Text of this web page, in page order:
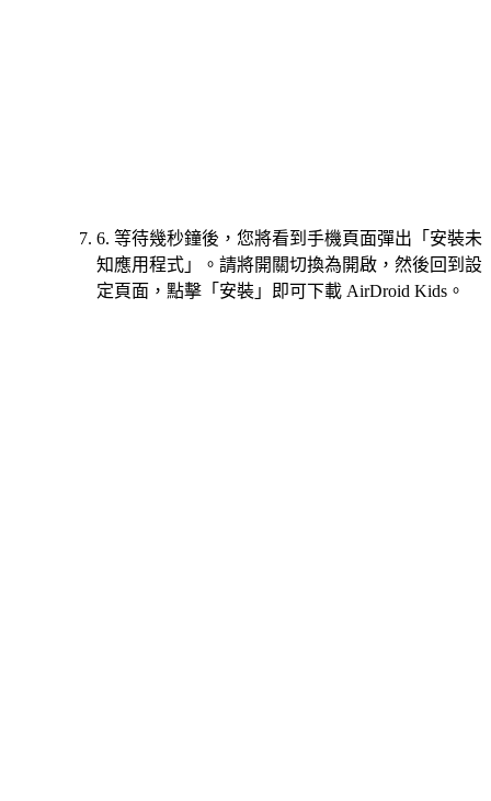
6. 等待幾秒鐘後，您將看到手機頁面彈出「安裝未
知應用程式」。請將開關切換為開啟，然後回到設
定頁面，點擊「安裝」即可下載 AirDroid Kids。